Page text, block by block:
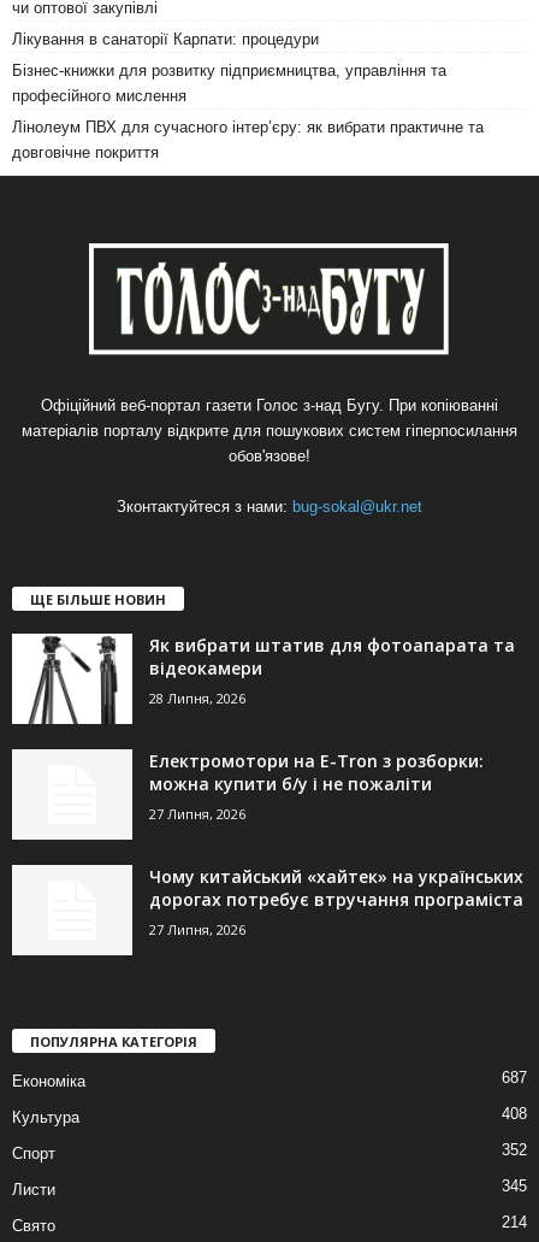
чи оптової закупівлі
Лікування в санаторії Карпати: процедури
Бізнес-книжки для розвитку підприємництва, управління та
професійного мислення
Лінолеум ПВХ для сучасного інтер’єру: як вибрати практичне та
довговічне покриття
Офіційний веб-портал газети Голос з-над Бугу. При копіюванні
матеріалів порталу відкрите для пошукових систем гіперпосилання
обов'язове!
Зконтактуйтеся з нами: bug-sokal@ukr.net
ЩЕ БІЛЬШЕ НОВИН
Як вибрати штатив для фотоапарата та
відеокамери
28 Липня, 2026
Електромотори на E-Tron з розборки:
можна купити б/у і не пожаліти
27 Липня, 2026
Чому китайський «хайтек» на українських
дорогах потребує втручання програміста
27 Липня, 2026
ПОПУЛЯРНА КАТЕГОРІЯ
Економіка 687
Культура 408
Спорт 352
Листи 345
Свято 214